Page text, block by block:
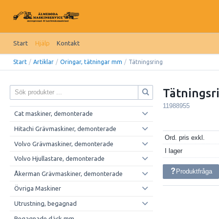
Start Hjälp Kontakt
Start / Artiklar / Oringar, tätningar mm / Tätningsring
Cat maskiner, demonterade
Hitachi Grävmaskiner, demonterade
Volvo Grävmaskiner, demonterade
Volvo Hjullastare, demonterade
Åkerman Grävmaskiner, demonterade
Övriga Maskiner
Utrustning, begagnad
11988955
Ord. pris exkl.
I lager
Produktfråga